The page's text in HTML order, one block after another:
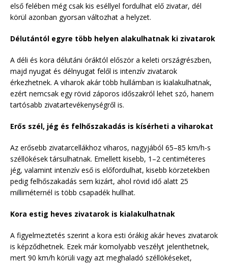
első felében még csak kis eséllyel fordulhat elő zivatar, dél
körül azonban gyorsan változhat a helyzet.
Délutántól egyre több helyen alakulhatnak ki zivatarok
A déli és kora délutáni óráktól először a keleti országrészben,
majd nyugat és délnyugat felől is intenzív zivatarok
érkezhetnek. A viharok akár több hullámban is kialakulhatnak,
ezért nemcsak egy rövid záporos időszakról lehet szó, hanem
tartósabb zivatartevékenységről is.
Erős szél, jég és felhőszakadás is kísérheti a viharokat
Az erősebb zivatarcellákhoz viharos, nagyjából 65–85 km/h-s
széllökések társulhatnak. Emellett kisebb, 1–2 centiméteres
jég, valamint intenzív eső is előfordulhat, kisebb körzetekben
pedig felhőszakadás sem kizárt, ahol rövid idő alatt 25
milliméternél is több csapadék hullhat.
Kora estig heves zivatarok is kialakulhatnak
A figyelmeztetés szerint a kora esti órákig akár heves zivatarok
is képződhetnek. Ezek már komolyabb veszélyt jelenthetnek,
mert 90 km/h körüli vagy azt meghaladó széllökéseket,